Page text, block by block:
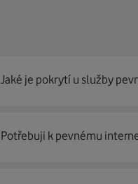
Jaké je pokrytí u služby
Pevný internet můžeme
Potřebuji k pevnému